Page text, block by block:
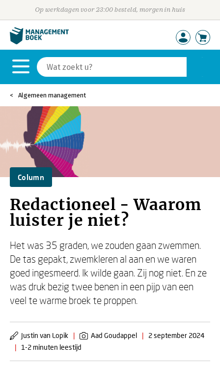
Op werkdagen voor 23:00 besteld, morgen in huis
Algemeen management
Column
Redactioneel - Waarom
luister je niet?
Het was 35 graden, we zouden gaan zwemmen.
De tas gepakt, zwemkleren al aan en we waren
goed ingesmeerd. Ik wilde gaan. Zij nog niet. En ze
was druk bezig twee benen in een pijp van een
veel te warme broek te proppen.
Justin van Lopik | Aad Goudappel |
2 september 2024
|
1-2 minuten leestijd